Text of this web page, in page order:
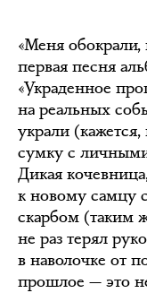
«Меня обокрали,
первая песня
«Украденное
на реальных
украли
сумку с
Дикая
к новому самцу
скарбом (таким
не раз терял
в наволочке от
прошлое — это